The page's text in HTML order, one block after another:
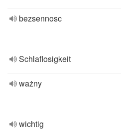
bezsennosc
Schlaflosigkeit
ważny
wichtig